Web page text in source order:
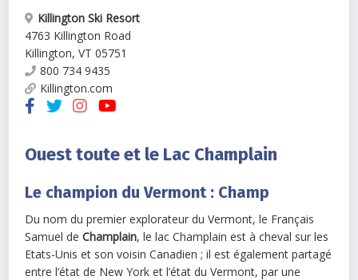
Killington Ski Resort
4763 Killington Road
Killington, VT 05751
800 734 9435
Killington.com
Ouest toute et le Lac Champlain
Le champion du Vermont : Champ
Du nom du premier explorateur du Vermont, le Français
Samuel deChamplain, le lac Champlain est à cheval sur les
Etats-Unis et son voisin Canadien ; il est également partagé
entre l’état de New York et l’état du Vermont, par une